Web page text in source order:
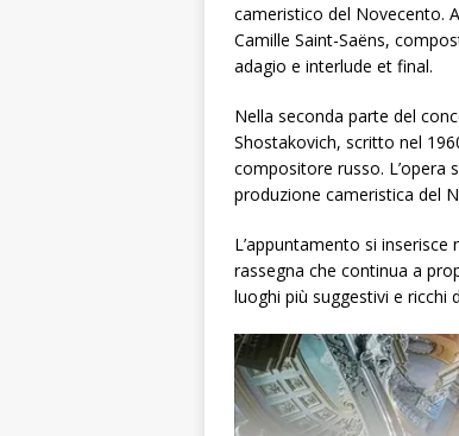
cameristico del Novecento.
Camille Saint-Saëns,
adagio e interlude et final.
Nella seconda parte del
Shostakovich, scritto nel
compositore russo. L’opera
produzione cameristica del
L’appuntamento si
rassegna che continua a
luoghi più suggestivi e ricchi